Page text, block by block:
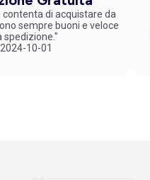
di acquistare da
sempre buoni e veloce
spedizione."
2024-10-01